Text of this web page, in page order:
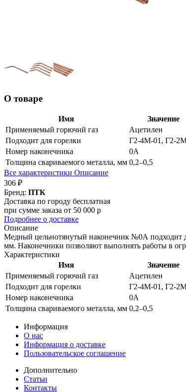
О товаре
Имя
Значение
Применяемый горючий газ
Ацетилен
Подходит для горелки
Г2-4М-01, Г2-
Номер наконечника
0А
Толщина свариваемого металла, мм 0,2–0,5
Все характеристики Описание
306 ₽
Бренд: ПТК
Доставка по городу бесплатная
при сумме заказа от 50 000 р
Подробнее о доставке
Описание
Медный цельнотянутый наконечник №0А подходит
мм. Наконечники позволяют выполнять работы в
Характеристики
Имя
Значение
Применяемый горючий газ
Ацетилен
Подходит для горелки
Г2-4М-01, Г2-
Номер наконечника
0А
Толщина свариваемого металла, мм 0,2–0,5
Информация
О нас
Информация о доставке
Пользовательское соглашение
Дополнительно
Статьи
Контакты